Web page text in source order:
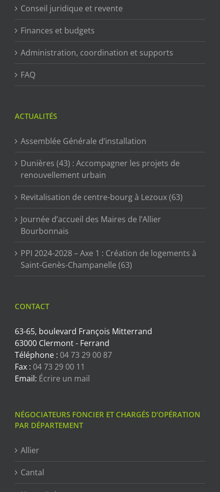
Conseil juridique et revente
Finances et budgets
Administration, coordination et supports
FAQ
ACTUALITÉS
Assemblée Générale d’installation
Dunières (43) : Accompagner les projets de
renouvellement urbain
Revitalisation de centre-bourg à Lezoux (63)
Journée d’accueil des Maires de l’Allier
Bourbonnais
PPI 2024-2028 – Axe 1 : Création de logements à
Saint-Genès-Champanelle (63)
CONTACT
63-65, boulevard François Mitterrand
63000 Clermont - Ferrand
Téléphone : 04 73 29 00 87
Fax : 04 73 29 00 11
Email: Écrire un mail
NÉGOCIATEURS FONCIER ET CHARGÉS D’OPÉRATION
PAR DÉPARTEMENT
Allier
Cantal